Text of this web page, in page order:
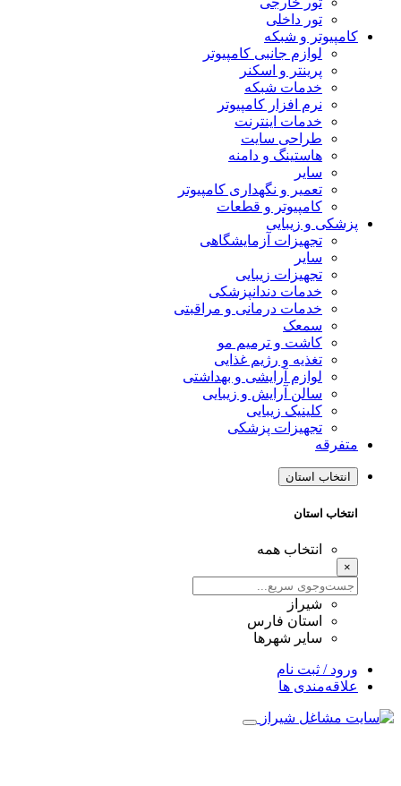
تور داخلی
کامپیوتر و شبکه
لوازم جانبی کامپیوتر
پرینتر و اسکنر
خدمات شبکه
نرم افزار کامپیوتر
خدمات اینترنت
طراحی سایت
هاستینگ و دامنه
سایر
تعمیر و نگهداری کامپیوتر
کامپیوتر و قطعات
پزشکی و زیبایی
تجهیزات آزمایشگاهی
سایر
تجهیزات زیبایی
خدمات دندانپزشکی
خدمات درمانی و مراقبتی
سمعک
کاشت و ترمیم مو
تغذیه و رژیم غذایی
لوازم آرایشی و بهداشتی
سالن آرایش و زیبایی
کلینیک زیبایی
تجهیزات پزشکی
متفرقه
انتخاب استان
انتخاب استان
انتخاب همه
×
شیراز
استان فارس
سایر شهرها
ورود / ثبت نام
علاقه‌مندی ها